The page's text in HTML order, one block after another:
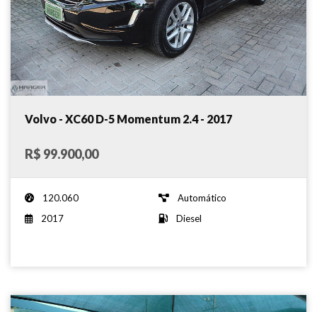
Volvo - XC60 D-5 Momentum 2.4 - 2017
R$ 99.900,00
120.060
Automático
2017
Diesel